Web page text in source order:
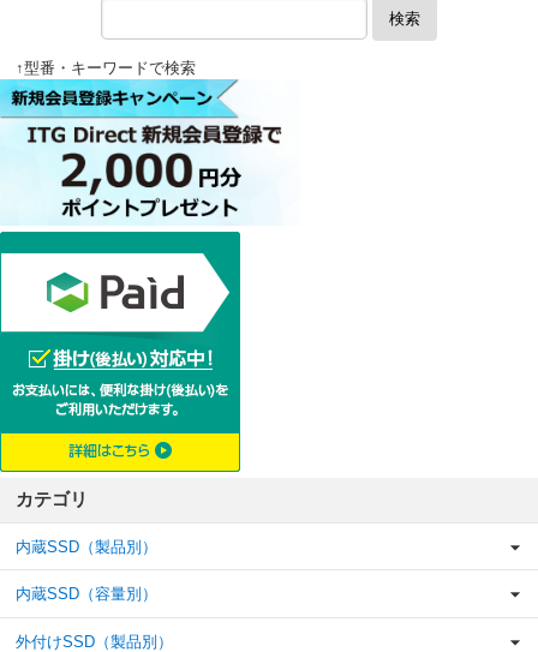
検索
↑型番・キーワードで検索
カテゴリ
内蔵SSD（製品別）
内蔵SSD（容量別）
外付けSSD（製品別）